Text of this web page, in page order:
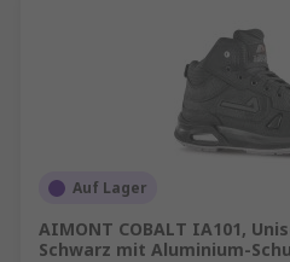
Auf Lager
AIMONT COBALT IA101,
Schwarz mit Aluminium-